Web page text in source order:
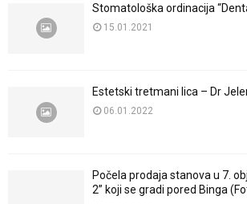
Stomatološka ordinacija
15.01.2021
Estetski tretmani lica – Dr
06.01.2022
Počela prodaja stanova u 7.
2” koji se gradi pored Binga